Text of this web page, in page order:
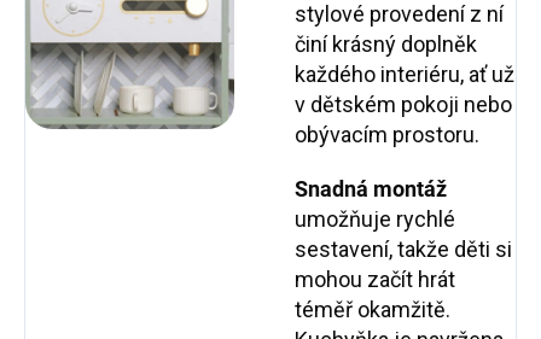
stylové provedení z ní
činí krásný doplněk
každého interiéru, ať už
v dětském pokoji nebo
obývacím prostoru.
Snadná montáž
umožňuje rychlé
sestavení, takže děti si
mohou začít hrát
téměř okamžitě.